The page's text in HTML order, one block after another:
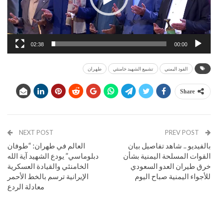
00:00
02:38
الفود اليمني تشييع الشهيد خامنئي طهران
Share
بالفيديو .. شاهد تفاصيل بيان
القوات المسلحة اليمنية بشأن
خرق طيران العدو السعودي
للأجواء اليمنية صباح اليوم
NEXT POST
العالم في طهران: “طوفان
دبلوماسي” يودع الشهيد آية الله
الخامنئي والقيادة العسكرية
الإيرانية ترسم بالخط الأحمر
معادلة الردع